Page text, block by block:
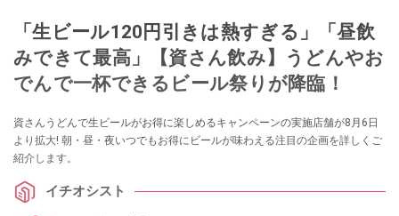
「生ビール120円引きは熱すぎる」「昼飲
みできて最高」【資さん飲み】うどんやお
でんで一杯できるビール祭りが降臨！
資さんうどんで生ビールがお得に楽しめるキャンペーンの実施店舗が8月6日
より拡大! 朝・昼・夜いつでもお得にビールが味わえる注目の企画を詳しくご
紹介します。
イチオシスト